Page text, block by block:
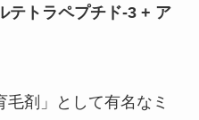
テトラペプチド-3 + ア
剤」として有名なミ